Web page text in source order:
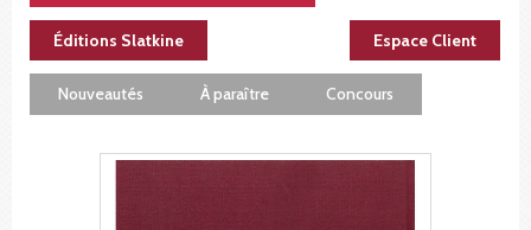
Éditions Slatkine Espace Client
Nouveautés À paraître Concours